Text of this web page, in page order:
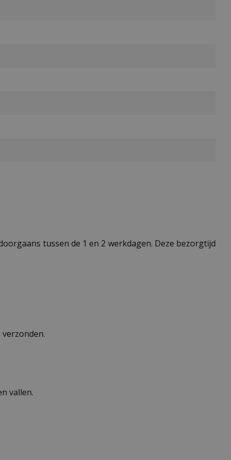
tussen de 1 en 2 werkdagen. Deze bezorgtijd
vallen.